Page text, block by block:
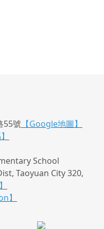
55號 【Google地圖】
School
Taoyuan City 320,
】